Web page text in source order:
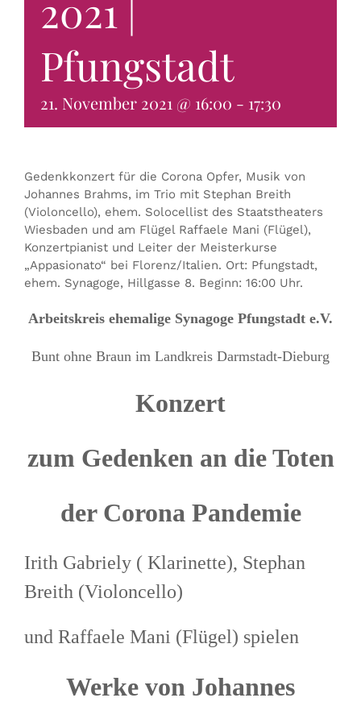
2021 |
Pfungstadt
21. November 2021 @ 16:00 - 17:30
Gedenkkonzert für die Corona Opfer, Musik von
Johannes Brahms, im Trio mit Stephan Breith
(Violoncello), ehem. Solocellist des Staatstheaters
Wiesbaden und am Flügel Raffaele Mani (Flügel),
Konzertpianist und Leiter der Meisterkurse
„Appasionato“ bei Florenz/Italien. Ort: Pfungstadt,
ehem. Synagoge, Hillgasse 8. Beginn: 16:00 Uhr.
Arbeitskreis ehemalige Synagoge Pfungstadt e.V.
Bunt ohne Braun im Landkreis Darmstadt-Dieburg
Konzert
zum Gedenken an die Toten
der Corona Pandemie
Irith Gabriely ( Klarinette), Stephan
Breith (Violoncello)
und Raffaele Mani (Flügel) spielen
Werke von Johannes